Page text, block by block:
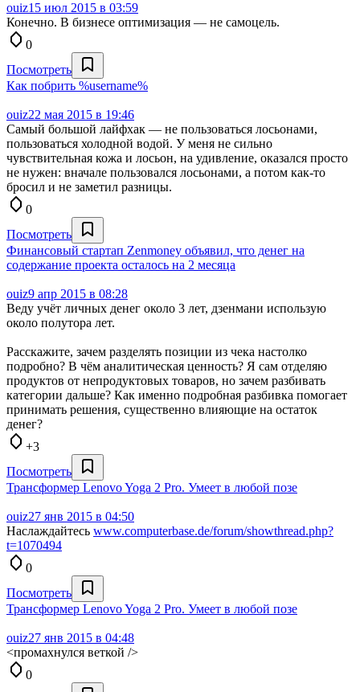
ouiz15 июл 2015 в 03:59
Конечно. В бизнесе оптимизация — не самоцель.
0
Посмотреть
Как побрить %username%
ouiz22 мая 2015 в 19:46
Самый большой лайфхак — не пользоваться лосьонами,
пользоваться холодной водой. У меня не сильно
чувствительная кожа и лосьон, на удивление, оказался просто
не нужен: вначале пользовался лосьонами, а потом как-то
бросил и не заметил разницы.
0
Посмотреть
Финансовый стартап Zenmoney объявил, что денег на
содержание проекта осталось на 2 месяца
ouiz9 апр 2015 в 08:28
Веду учёт личных денег около 3 лет, дзенмани использую
около полутора лет.
Расскажите, зачем разделять позиции из чека настолко
подробно? В чём аналитическая ценность? Я сам отделяю
продуктов от непродуктовых товаров, но зачем разбивать
категории дальше? Как именно подробная разбивка помогает
принимать решения, существенно влияющие на остаток
денег?
+3
Посмотреть
Трансформер Lenovo Yoga 2 Pro. Умеет в любой позе
ouiz27 янв 2015 в 04:50
Наслаждайтесь www.computerbase.de/forum/showthread.php?
t=1070494
0
Посмотреть
Трансформер Lenovo Yoga 2 Pro. Умеет в любой позе
ouiz27 янв 2015 в 04:48
<промахнулся веткой />
0